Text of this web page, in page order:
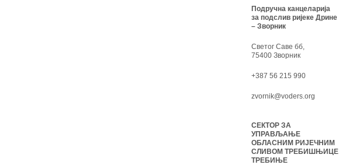
Подручна канцеларија
за подслив ријеке Дрине
– Зворник
Светог Саве бб,
75400 Зворник
+387 56 215 990
zvornik@voders.org
СЕКТОР ЗА
УПРАВЉАЊЕ
ОБЛАСНИМ РИЈЕЧНИМ
СЛИВОМ ТРЕБИШЊИЦЕ
ТРЕБИЊЕ